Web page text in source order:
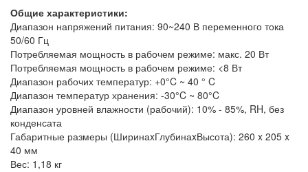
Общие характеристики:
Диапазон напряжений питания: 90~240 В переменного тока
50/60 Гц
Потребляемая мощность в рабочем режиме: макс. 20 Вт
Потребляемая мощность в рабочем режиме: <8 Вт
Диапазон рабочих температур: +0°C ~ 40 ° C
Диапазон температур хранения: -30°C ~ 80°C
Диапазон уровней влажности (рабочий): 10% - 85%, RH, без
конденсата
Габаритные размеры (ШиринаxГлубинаxВысота): 260 x 205 x
40 мм
Вес: 1,18 кг